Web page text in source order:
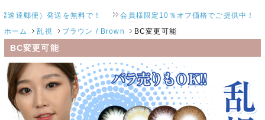
郵便）発送を無料で！ 会員様限定10％オフ価格でご提供中！
ホーム 乱視 ブラウン / Brown BC変更可能
BC変更可能